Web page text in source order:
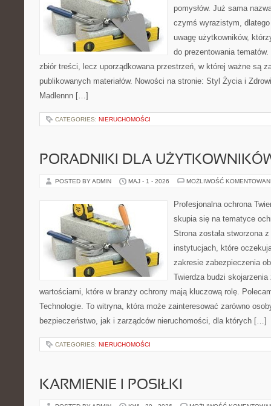
pomysłów. Już sama
czymś wyrazistym,
uwagę użytkowników,
do prezentowania
zbiór treści, lecz uporządkowana przestrzeń, w której ważne są
publikowanych materiałów. Nowości na stronie: Styl Życia i
Madlennn […]
CATEGORIES: NIERUCHOMOŚCI
PORADNIKI DLA
POSTED BY ADMIN MAJ - 1 - 2026 MOŻLIWOŚĆ
Profesjonalna ochrona
skupia się na tematyce
Strona została stworzona
instytucjach, które
zakresie zabezpieczenia
Twierdza budzi
wartościami, które w branży ochrony mają kluczową rolę.
Technologie. To witryna, która może zainteresować zarówno
bezpieczeństwo, jak i zarządców nieruchomości, dla których […]
CATEGORIES: NIERUCHOMOŚCI
KARMIENIE I POSIŁKI